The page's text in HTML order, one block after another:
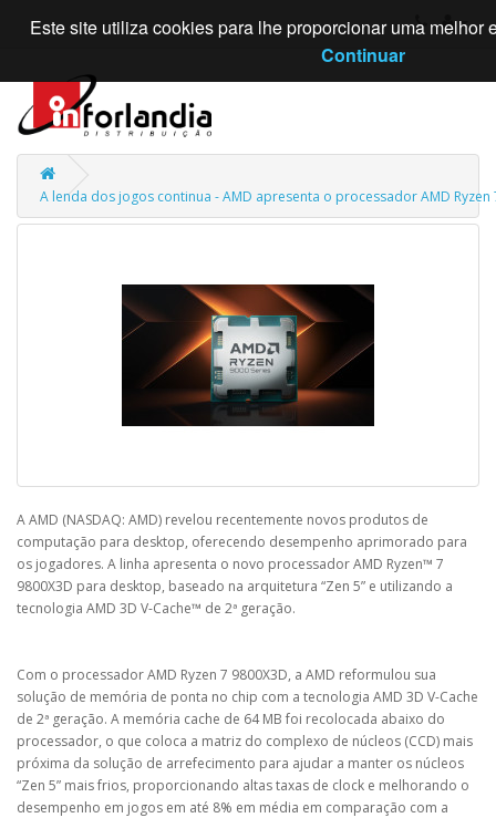
A lenda dos jogos continua - AMD apresenta o processador AMD
A AMD (NASDAQ: AMD) revelou recentemente novos produtos de
computação para desktop, oferecendo desempenho aprimorado para
os jogadores. A linha apresenta o novo processador AMD Ryzen™ 7
9800X3D para desktop, baseado na arquitetura “Zen 5” e utilizando a
tecnologia AMD 3D V-Cache™ de 2ª geração.
Com o processador AMD Ryzen 7 9800X3D, a AMD reformulou sua
solução de memória de ponta no chip com a tecnologia AMD 3D V-Cache
de 2ª geração. A memória cache de 64 MB foi recolocada abaixo do
processador, o que coloca a matriz do complexo de núcleos (CCD) mais
próxima da solução de arrefecimento para ajudar a manter os núcleos
“Zen 5” mais frios, proporcionando altas taxas de clock e melhorando o
desempenho em jogos em até 8% em média em comparação com a
Este site utiliza cookies para lhe proporcionar uma melhor
Continuar